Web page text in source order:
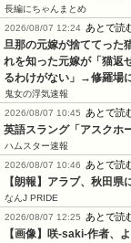
長編にちゃんまとめ
2026/08/07 12:24 あとで読
旦那の元嫁が捨ててった
れを知った元嫁が「猫返
るわけがない」→修羅場
鬼女の浮気速報
2026/08/07 10:45
あとで読
英語スラング「アスクホ
ハムスター速報
2026/08/07 10:46
あとで読
【朗報】アラブ、秋田
なんJ PRIDE
2026/08/07 12:25
あとで読
【画像】咲-saki-作者、